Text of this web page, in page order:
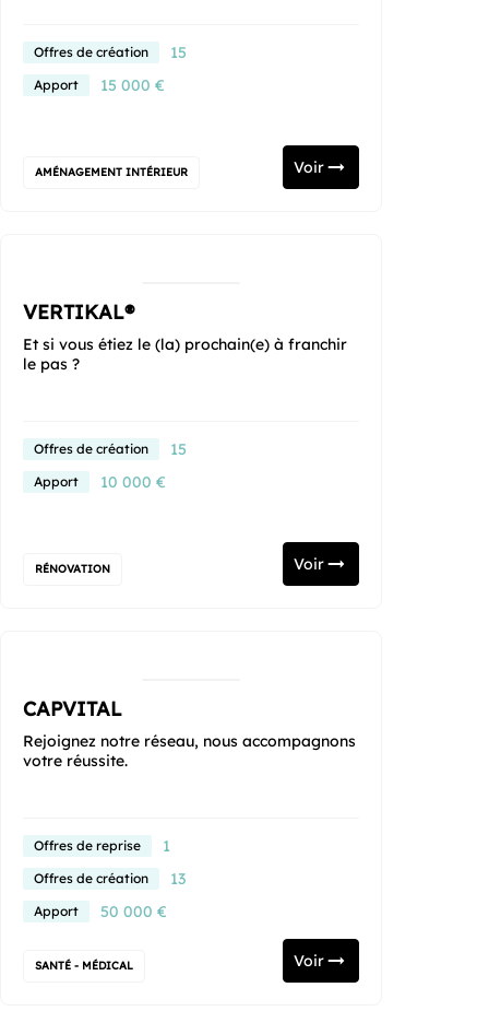
Offres de création 15
Apport 15 000 €
AMÉNAGEMENT INTÉRIEUR Voir
VERTIKAL®
Et si vous étiez le (la) prochain(e) à franchir
le pas ?
Offres de création 15
Apport 10 000 €
RÉNOVATION Voir
CAPVITAL
Rejoignez notre réseau, nous accompagnons
votre réussite.
Offres de reprise 1
Offres de création 13
Apport 50 000 €
SANTÉ - MÉDICAL Voir